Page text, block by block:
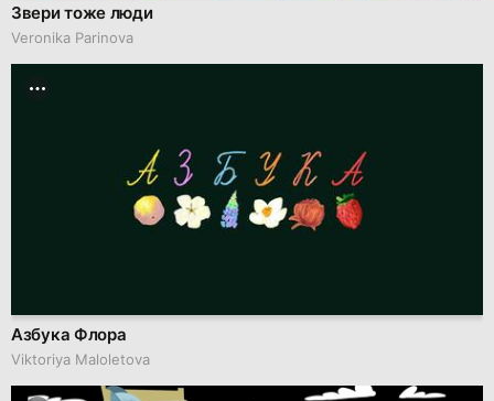
Звери тоже люди
Veronika Parinova
Азбука Флора
Viktoriya Maloletova